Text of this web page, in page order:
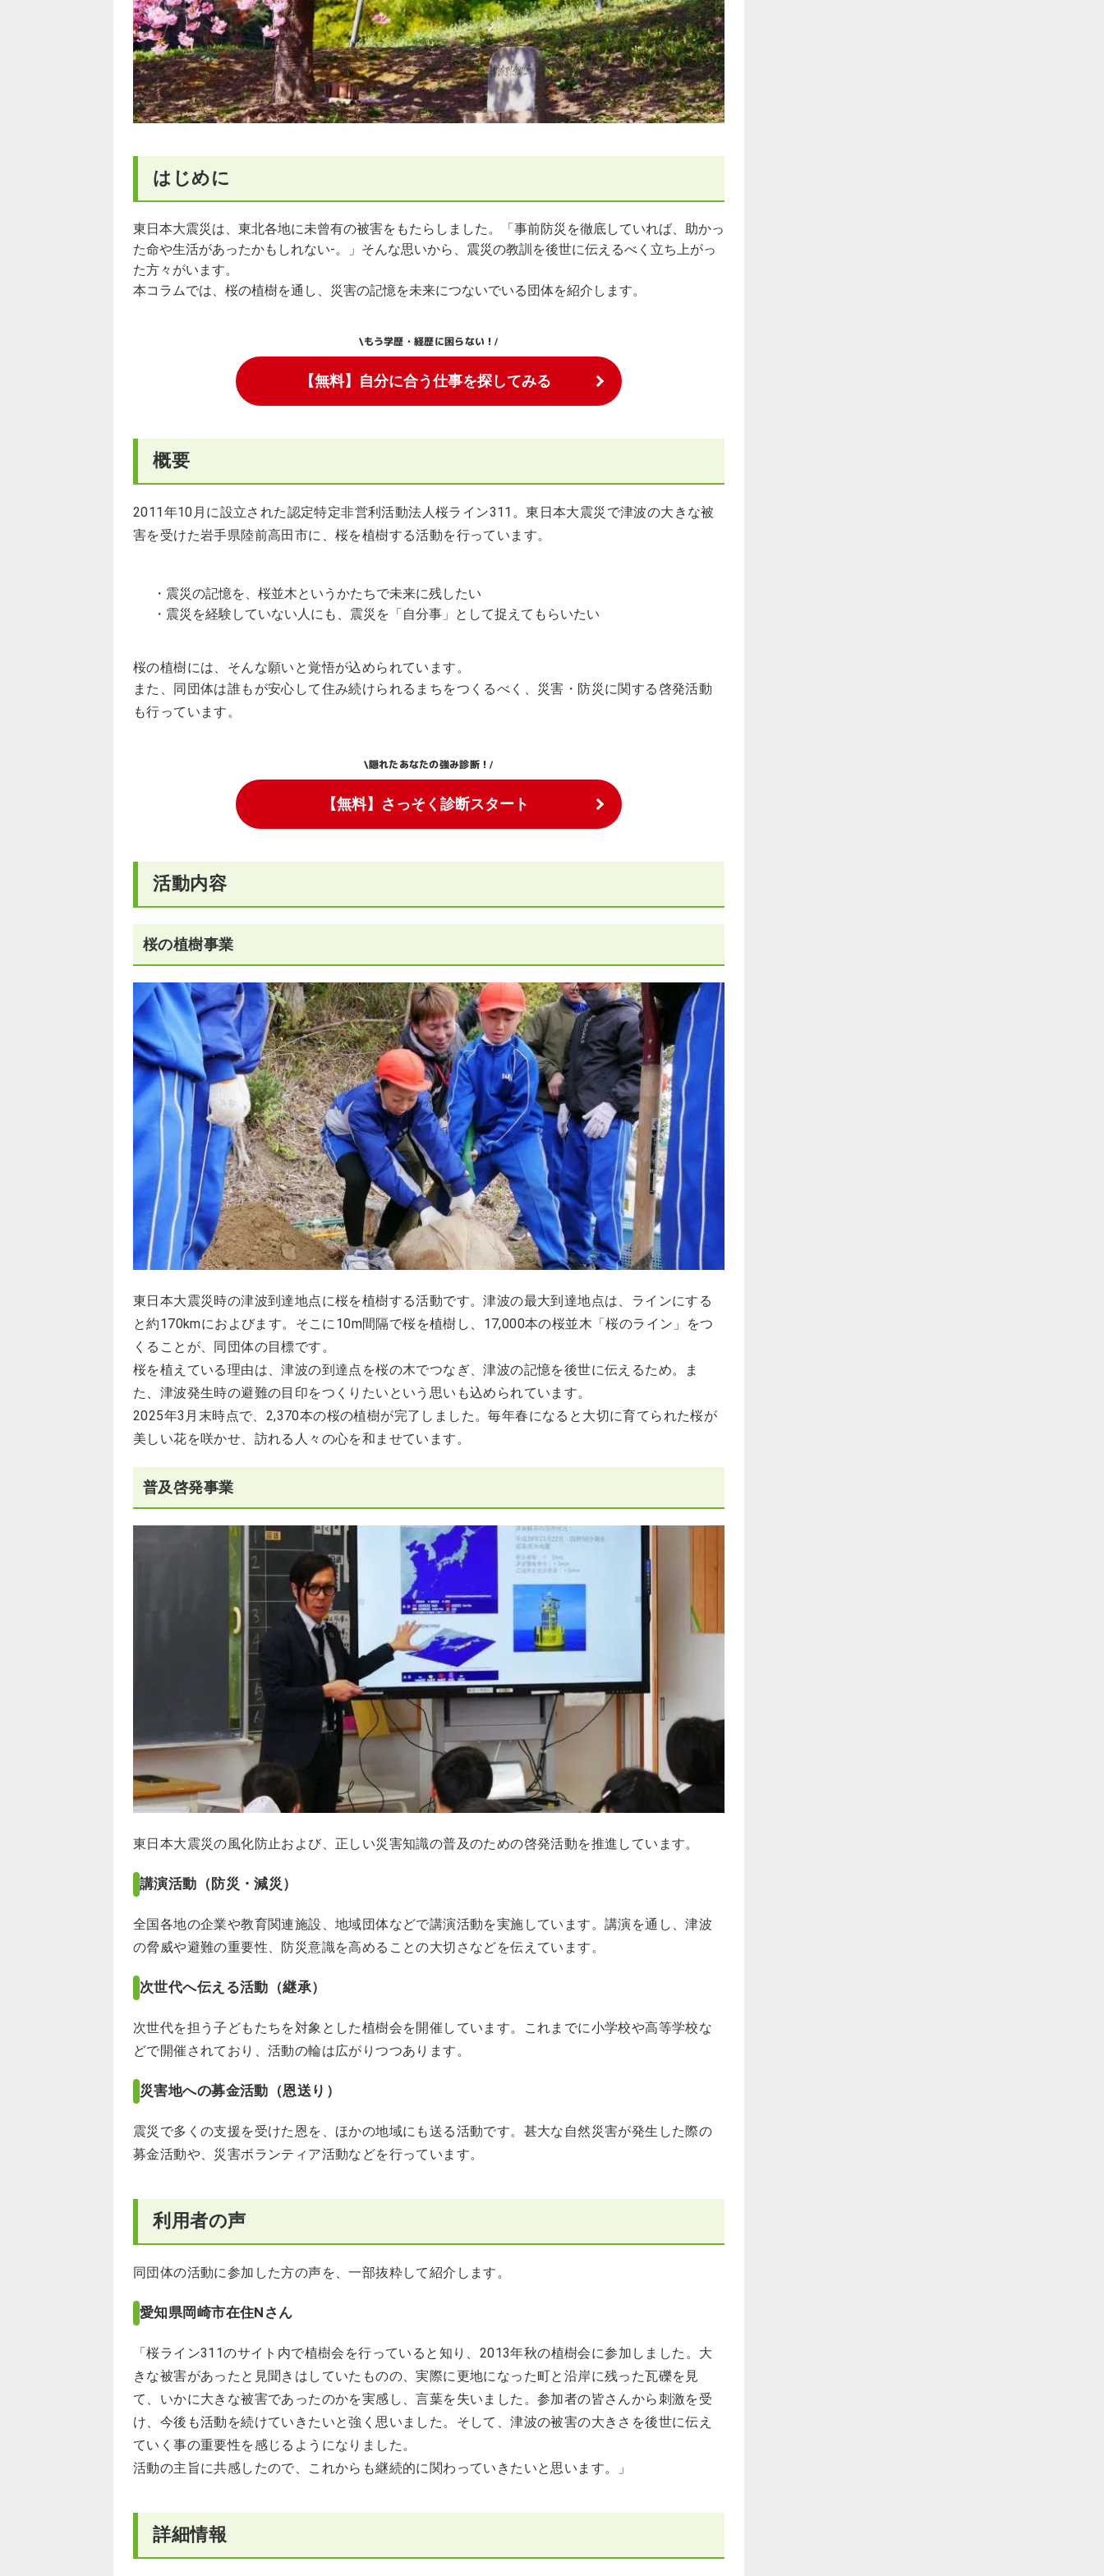
はじめに
東日本大震災は、東北各地に未曾有の被害をもたらしました。「事前防災を徹底していれば、助かっ
た命や生活があったかもしれない-。」そんな思いから、震災の教訓を後世に伝えるべく立ち上がっ
た方々がいます。
本コラムでは、桜の植樹を通し、災害の記憶を未来につないでいる団体を紹介します。
\もう学歴・経歴に困らない！/
【無料】自分に合う仕事を探してみる
概要
2011年10月に設立された認定特定非営利活動法人桜ライン311。東日本大震災で津波の大きな被
害を受けた岩手県陸前高田市に、桜を植樹する活動を行っています。
・震災の記憶を、桜並木というかたちで未来に残したい
・震災を経験していない人にも、震災を「自分事」として捉えてもらいたい
桜の植樹には、そんな願いと覚悟が込められています。
また、同団体は誰もが安心して住み続けられるまちをつくるべく、災害・防災に関する啓発活動
も行っています。
\隠れたあなたの強み診断！/
【無料】さっそく診断スタート
活動内容
桜の植樹事業
東日本大震災時の津波到達地点に桜を植樹する活動です。津波の最大到達地点は、ラインにする
と約170kmにおよびます。そこに10m間隔で桜を植樹し、17,000本の桜並木「桜のライン」をつ
くることが、同団体の目標です。
桜を植えている理由は、津波の到達点を桜の木でつなぎ、津波の記憶を後世に伝えるため。ま
た、津波発生時の避難の目印をつくりたいという思いも込められています。
2025年3月末時点で、2,370本の桜の植樹が完了しました。毎年春になると大切に育てられた桜が
美しい花を咲かせ、訪れる人々の心を和ませています。
普及啓発事業
東日本大震災の風化防止および、正しい災害知識の普及のための啓発活動を推進しています。
講演活動（防災・減災）
全国各地の企業や教育関連施設、地域団体などで講演活動を実施しています。講演を通し、津波
の脅威や避難の重要性、防災意識を高めることの大切さなどを伝えています。
次世代へ伝える活動（継承）
次世代を担う子どもたちを対象とした植樹会を開催しています。これまでに小学校や高等学校な
どで開催されており、活動の輪は広がりつつあります。
災害地への募金活動（恩送り）
震災で多くの支援を受けた恩を、ほかの地域にも送る活動です。甚大な自然災害が発生した際の
募金活動や、災害ボランティア活動などを行っています。
利用者の声
同団体の活動に参加した方の声を、一部抜粋して紹介します。
愛知県岡崎市在住Nさん
「桜ライン311のサイト内で植樹会を行っていると知り、2013年秋の植樹会に参加しました。大
きな被害があったと見聞きはしていたものの、実際に更地になった町と沿岸に残った瓦礫を見
て、いかに大きな被害であったのかを実感し、言葉を失いました。参加者の皆さんから刺激を受
け、今後も活動を続けていきたいと強く思いました。そして、津波の被害の大きさを後世に伝え
ていく事の重要性を感じるようになりました。
活動の主旨に共感したので、これからも継続的に関わっていきたいと思います。」
詳細情報